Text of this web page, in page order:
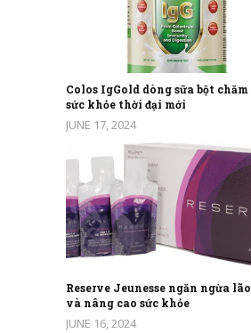
Colos IgGold dòng sữa bột chăm
sức khỏe thời đại mới
JUNE 17, 2024
Reserve Jeunesse ngăn ngừa
và nâng cao sức khỏe
JUNE 16, 2024